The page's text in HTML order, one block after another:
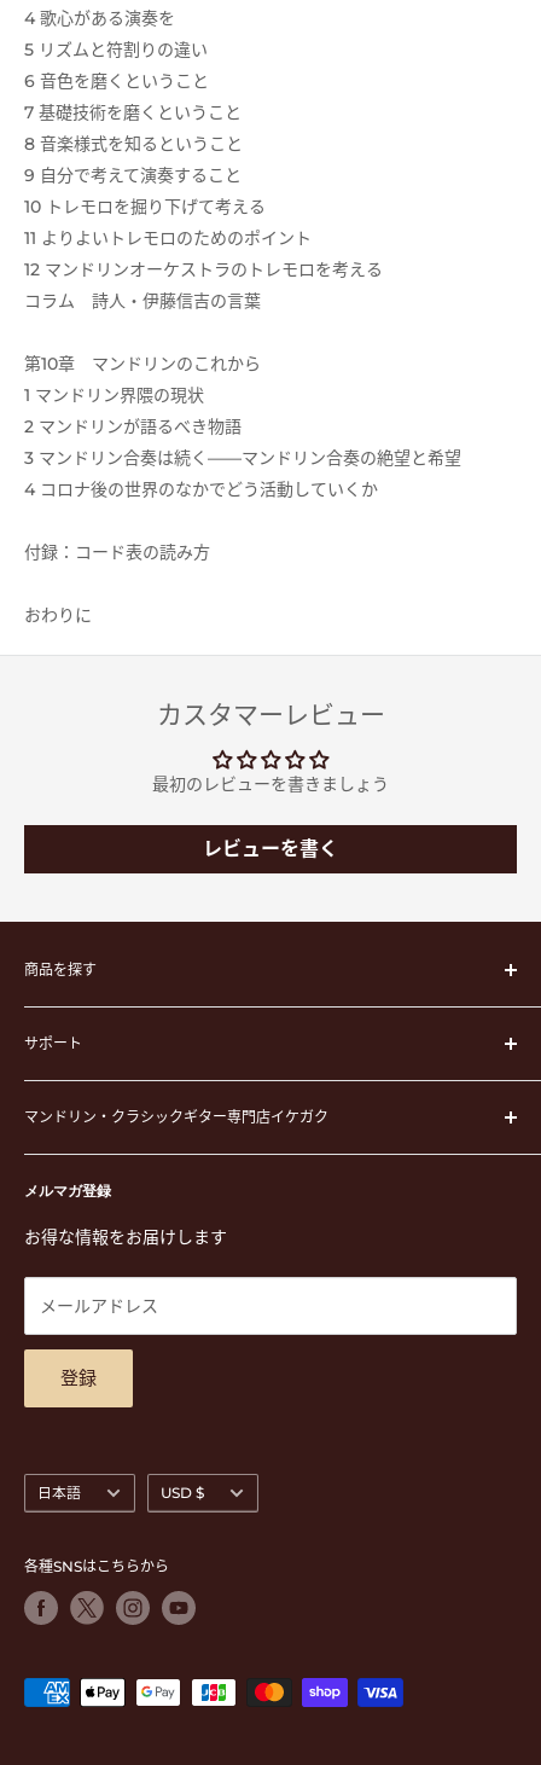
4 歌心がある演奏を
5 リズムと符割りの違い
6 音色を磨くということ
7 基礎技術を磨くということ
8 音楽様式を知るということ
9 自分で考えて演奏すること
10 トレモロを掘り下げて考える
11 よりよいトレモロのためのポイント
12 マンドリンオーケストラのトレモロを考える
コラム 詩人・伊藤信吉の言葉
第10章 マンドリンのこれから
1 マンドリン界隈の現状
2 マンドリンが語るべき物語
3 マンドリン合奏は続く――マンドリン合奏の絶望と希望
4 コロナ後の世界のなかでどう活動していくか
付録：コード表の読み方
おわりに
カスタマーレビュー
最初のレビューを書きましょう
レビューを書く
商品を探す
楽器
楽器ケース
弦
ピック
演奏用品
ステーショナリー&アクセサリー
楽譜
チケット
楽器レンタル
サポート
運営会社
イケガクについて
お買い物ガイド
特定商取引法に基づく表示
プライバシーポリシー
商品検索
お問合せ
アクセスマップ
メルマガ登録
お得な情報をお届けします
メールアドレス
登録
マンドリン・クラシックギター専門店イケガク
営業時間 月-水,金,土 11:00-19:00 / 日,祝 11:00-18:00 (木曜定
休)
語
日本語
貨
USD $
各種SNSはこちらから